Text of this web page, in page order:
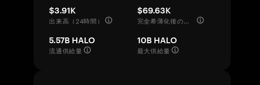
$3.91K
出来高（24時間）
$69.63K
完全希薄化後の評価額
5.57B HALO
流通供給量
10B HALO
最大供給量